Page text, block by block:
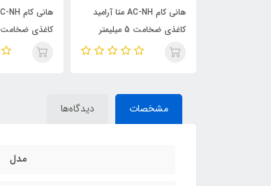
هانی کام AC-NH متا آرامید
کاغذی ضخامت 5 میلیمتر
کاغذی ضخامت 3.2 میلیمتر
مشخصات دیدگاه‌ها
مدل